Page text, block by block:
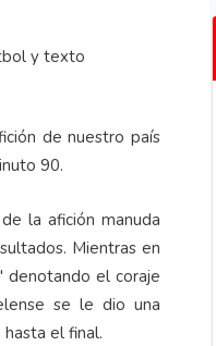
de nuestro país
90.
la afición manuda
Mientras en
denotando el coraje
se le dio una
el final.